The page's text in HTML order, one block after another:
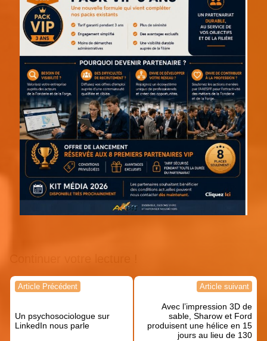
Navigation
l’article
Article Précédent
Un psychosociologue sur
LinkedIn nous parle
Article suivant
Avec l’impression 3D de
sable, Sharow et Ford
produisent une hélice en 15
jours au lieu de 130